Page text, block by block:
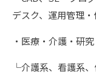
デスク、運用管理
・医療・介護・研
└介護系、看護系